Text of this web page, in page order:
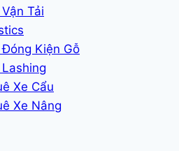
Tải
Kiện Gỗ
Xe Cẩu
Xe Nâng